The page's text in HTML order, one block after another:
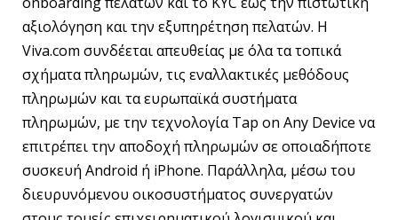
αξιολόγηση και την εξυπηρέτηση πελατών. Η
Viva.com συνδέεται απευθείας με όλα τα τοπικά
σχήματα πληρωμών, τις εναλλακτικές μεθόδους
πληρωμών και τα ευρωπαϊκά συστήματα
πληρωμών, με την τεχνολογία Tap on Any Device να
επιτρέπει την αποδοχή πληρωμών σε οποιαδήποτε
συσκευή Android ή iPhone. Παράλληλα, μέσω του
διευρυνόμενου οικοσυστήματος συνεργατών